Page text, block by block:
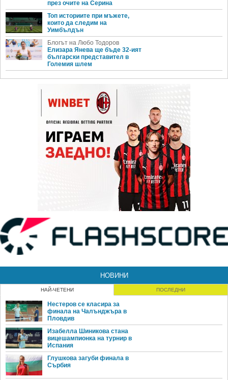
през очите на Серина
Топ историите при мъжете,
които да следим на
Уимбълдън
Блогът на Любо Тодоров
Елизара Янева ще бъде 32-ият
български представител в
Големия шлем
НОВИНИ
НАЙ-ЧЕТЕНИ ПОСЛЕДНИ
Нестеров се класира за
финала на Чалънджъра в
Пловдив
Изабелла Шиникова стана
вицешампионка на турнир в
Испания
Глушкова загуби финала в
Сърбия